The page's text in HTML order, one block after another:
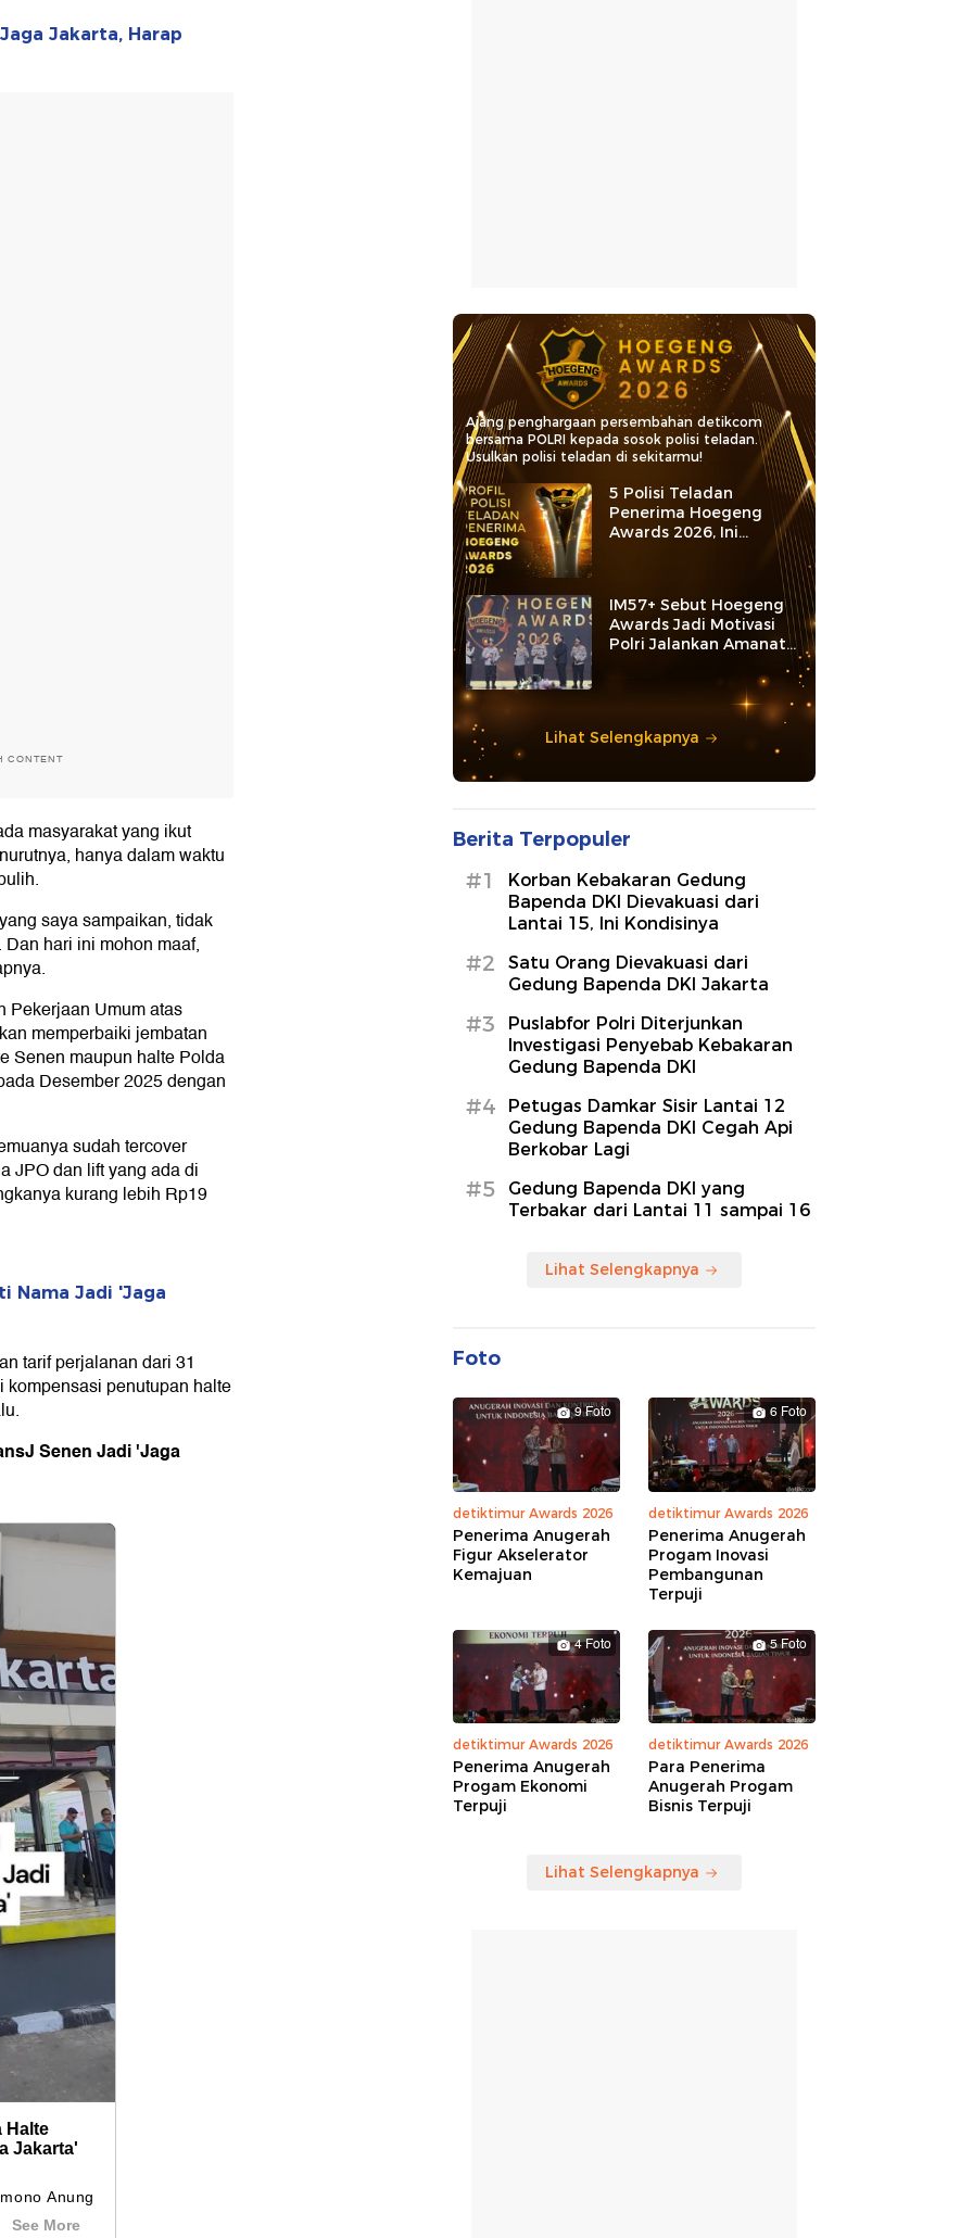
Jakarta, Harap
CONTENT
masyarakat yang ikut
hanya dalam waktu
saya sampaikan, tidak
hari ini mohon maaf,
Pekerjaan Umum atas
memperbaiki jembatan
Senen maupun halte Polda
Desember 2025 dengan
sudah tercover
JPO dan lift yang ada di
kurang lebih Rp19
Nama Jadi 'Jaga
tarif perjalanan dari 31
penutupan halte
SenenJadi 'Jaga
Ajang penghargaan persembahan detikcom
bersama POLRI kepada sosok polisi teladan.
Usulkan polisi teladan di sekitarmu!
5 Polisi Teladan
Penerima Hoegeng
Awards 2026, Ini
Kategori dan Kiprahnya
IM57+ Sebut Hoegeng
Awards Jadi Motivasi
Polri Jalankan Amanat
Lihat Selengkapnya
Berita Terpopuler
#1
Korban Kebakaran Gedung
Bapenda DKI Dievakuasi dari
Lantai 15, Ini Kondisinya
#2
Satu Orang Dievakuasi dari
Gedung Bapenda DKI Jakarta
#3
Puslabfor Polri Diterjunkan
Investigasi Penyebab Kebakaran
Gedung Bapenda DKI
#4
Petugas Damkar Sisir Lantai 12
Gedung Bapenda DKI Cegah Api
Berkobar Lagi
#5
Gedung Bapenda DKI yang
Terbakar dari Lantai 11 sampai 16
Lihat Selengkapnya
Foto
9 Foto
detiktimur Awards 2026
Penerima Anugerah
Figur Akselerator
Kemajuan
6 Foto
detiktimur Awards 2026
Penerima Anugerah
Progam Inovasi
Pembangunan
Terpuji
4 Foto
detiktimur Awards 2026
Penerima Anugerah
Progam Ekonomi
Terpuji
5 Foto
detiktimur Awards 2026
Para Penerima
Anugerah Progam
Bisnis Terpuji
Lihat Selengkapnya